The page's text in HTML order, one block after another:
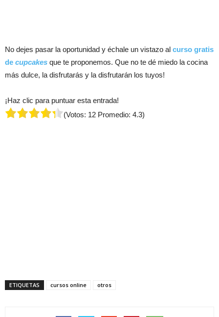
No dejes pasar la oportunidad y échale un vistazo al curso gratis
de cupcakes que te proponemos. Que no te dé miedo la cocina
más dulce, la disfrutarás y la disfrutarán los tuyos!
¡Haz clic para puntuar esta entrada!
(Votos: 12 Promedio: 4.3)
ETIQUETAS cursos online otros